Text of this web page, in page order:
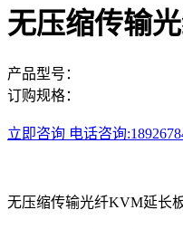
无压缩传输
产品型号：
订购规格：
立即咨询 电话咨询
无压缩传输光纤KVM延长